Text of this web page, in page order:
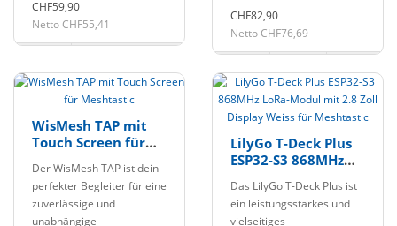
CHF59,90
Netto CHF55,41
CHF82,90
Netto CHF76,69
WisMesh TAP mit
Touch Screen für
Der WisMesh TAP ist dein
perfekter Begleiter für eine
zuverlässige und
unabhängige
LilyGo T-Deck Plus
ESP32-S3 868MHz
Zoll Display Weiss
für Meshtastic
Das LilyGo T-Deck Plus ist
ein leistungsstarkes und
vielseitiges